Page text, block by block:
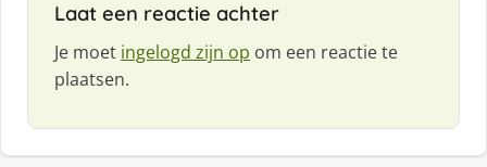
Laat een reactie achter
Je moet ingelogd zijn op om een reactie te
plaatsen.